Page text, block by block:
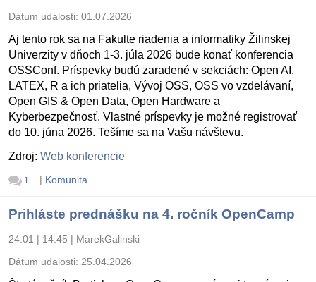
Dátum udalosti: 01.07.2026
Aj tento rok sa na Fakulte riadenia a informatiky Žilinskej
Univerzity v dňoch 1-3. júla 2026 bude konať konferencia
OSSConf. Príspevky budú zaradené v sekciách: Open AI,
LATEX, R a ich priatelia, Vývoj OSS, OSS vo vzdelávaní,
Open GIS & Open Data, Open Hardware a
Kyberbezpečnosť. Vlastné príspevky je možné registrovať
do 10. júna 2026. Tešíme sa na Vašu návštevu.
Zdroj: Web konferencie
1 | Komunita
Prihláste prednášku na 4. ročník OpenCamp
24.01 | 14:45 | MarekGalinski
Dátum udalosti: 25.04.2026